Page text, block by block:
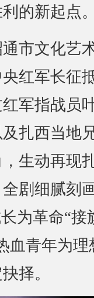
的新起点
市文化艺
红军长征
军指战员
扎西当地
生动再现
剧细腻刻
为革命“接
血青年为理
择。